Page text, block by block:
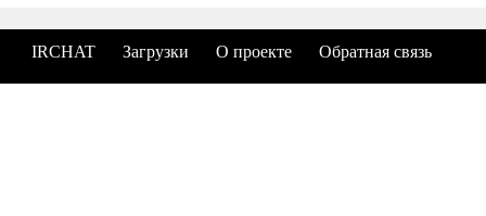
IRCHAT Загрузки О проекте Обратная связь